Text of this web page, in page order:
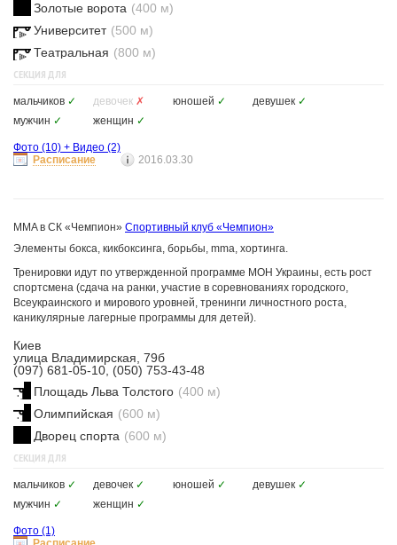
Золотые ворота (400 м)
Университет (500 м)
Театральная (800 м)
СЕКЦИЯ ДЛЯ
мальчиков ✓ девочек ✗ юношей ✓ девушек ✓
мужчин ✓ женщин ✓
Фото (10) + Видео (2)
Расписание
2016.03.30
MMA в СК «Чемпион» Спортивный клуб «Чемпион»
Элементы бокса, кикбоксинга, борьбы, mma, хортинга.
Тренировки идут по утвержденной программе МОН Украины, есть рост
спортсмена (сдача на ранки, участие в соревнованиях городского,
Всеукраинского и мирового уровней, тренинги личностного роста,
каникулярные лагерные программы для детей).
Киев
улица Владимирская, 79б
(097) 681-05-10, (050) 753-43-48
Площадь Льва Толстого (400 м)
Олимпийская (600 м)
Дворец спорта (600 м)
СЕКЦИЯ ДЛЯ
мальчиков ✓ девочек ✓ юношей ✓ девушек ✓
мужчин ✓ женщин ✓
Фото (1)